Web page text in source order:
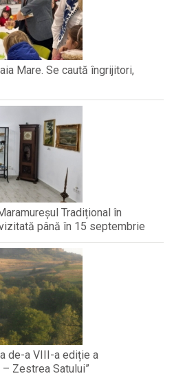
Mare. Se caută îngrijitori,
Tradițional în
până în 15 septembrie
de-a VIII-a ediție a
Zestrea Satului”